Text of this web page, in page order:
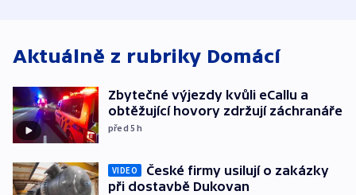
Aktuálně z rubriky Domácí
Zbytečné výjezdy kvůli eCallu a
obtěžující hovory zdržují záchranáře
před 5h
VIDEO
České firmy usilují o zakázky
při dostavbě Dukovan